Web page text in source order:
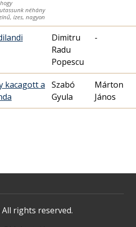
néhány
ízes, nagyon
Dimitru
Radu
Popescu
-
kacagott a
Szabó
Gyula
Márton
János
rights reserved.